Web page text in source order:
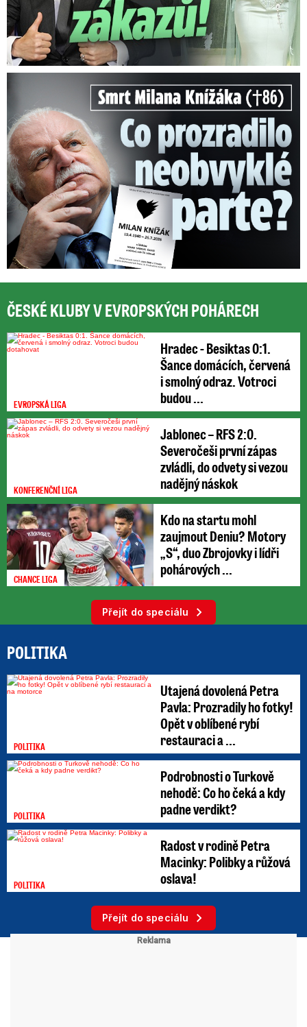
Smrt Milana Knížáka (†86): Co prozradilo neobvyklé parte?
ČESKÉ KLUBY V EVROPSKÝCH POHÁRECH
EVROPSKÁ LIGA
Hradec - Besiktas 0:1.
Šance domácích, červená
i smolný odraz. Votroci
budou ...
KONFERENČNÍ LIGA
Jablonec – RFS 2:0.
Severočeši první zápas
zvládli, do odvety si vezou
nadějný náskok
CHANCE LIGA
Kdo na startu mohl
zaujmout Deniu? Motory
„S“, duo Zbrojovky i lídři
pohárových ...
Přejít do speciálu
POLITIKA
POLITIKA
Utajená dovolená Petra
Pavla: Prozradily ho fotky!
Opět v oblíbené rybí
restauraci a ...
POLITIKA
Podrobnosti o Turkově
nehodě: Co ho čeká a kdy
padne verdikt?
POLITIKA
Radost v rodině Petra
Macinky: Polibky a růžová
oslava!
Přejít do speciálu